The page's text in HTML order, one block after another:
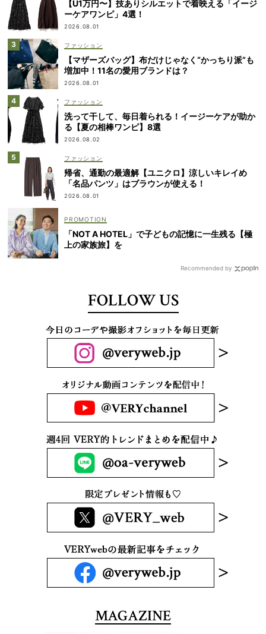
【U1万円〜】技ありシルエットで着映える「イージ
ーケアワンピ」4選！
2026.08.01
ファッション
【マザーズバッグ】布だけじゃなく“かっちり派”も
増加中！11名の愛用ブランドは？
2026.08.01
ファッション
洗って干して、毎日着られる！イージーケアが助か
る【夏の相棒ワンピ】8選
2026.08.02
ファッション
帰省、通勤の最適解【ユニクロ】涼しいキレイめ
「名品パンツ」はブラウンが使える！
2026.08.01
「NOT A HOTEL」で子どもの記憶に一生残る【極
上の家族旅】を
Recommended by
FOLLOW US
MAGAZINE